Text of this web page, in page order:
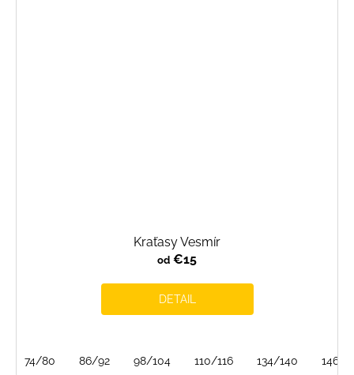
Kraťasy Vesmír
od €15
DETAIL
74/80 86/92 98/104 110/116 134/140 146/